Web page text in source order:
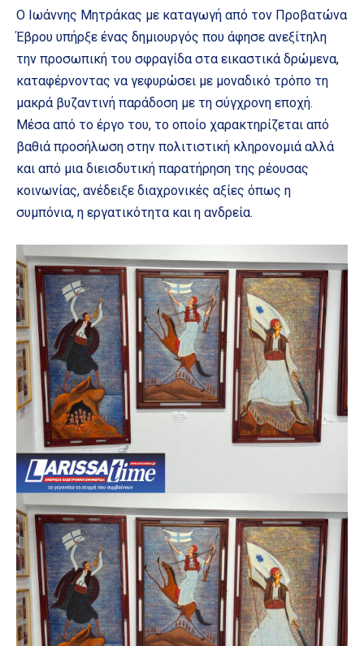
Ο Ιωάννης Μητράκας με καταγωγή από τον Προβατώνα
Έβρου υπήρξε ένας δημιουργός που άφησε ανεξίτηλη
την προσωπική του σφραγίδα στα εικαστικά δρώμενα,
καταφέρνοντας να γεφυρώσει με μοναδικό τρόπο τη
μακρά βυζαντινή παράδοση με τη σύγχρονη εποχή.
Μέσα από το έργο του, το οποίο χαρακτηρίζεται από
βαθιά προσήλωση στην πολιτιστική κληρονομιά αλλά
και από μια διεισδυτική παρατήρηση της ρέουσας
κοινωνίας, ανέδειξε διαχρονικές αξίες όπως η
συμπόνια, η εργατικότητα και η ανδρεία.